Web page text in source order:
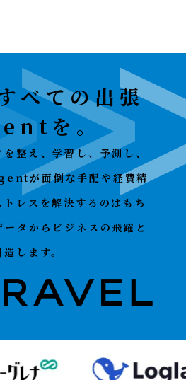
べての出張
を。
整え、学習し、予測し、
が面倒な手配や経費精
レスを解決するのはもち
タからビジネスの飛躍と
します。